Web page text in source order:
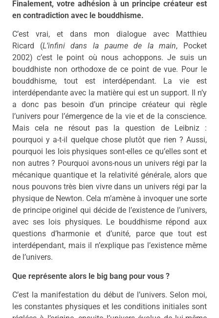
Finalement, votre adhésion à un principe créateur est
en contradiction avec le bouddhisme.
C’est vrai, et dans mon dialogue avec Matthieu
Ricard (L’infini dans la paume de la main, Pocket
2002) c’est le point où nous achoppons. Je suis un
bouddhiste non orthodoxe de ce point de vue. Pour le
bouddhisme, tout est interdépendant. La vie est
interdépendante avec la matière qui est un support. Il n’y
a donc pas besoin d’un principe créateur qui règle
l’univers pour l’émergence de la vie et de la conscience.
Mais cela ne résout pas la question de Leibniz :
pourquoi y a-t-il quelque chose plutôt que rien ? Aussi,
pourquoi les lois physiques sont-elles ce qu’elles sont et
non autres ? Pourquoi avons-nous un univers régi par la
mécanique quantique et la relativité générale, alors que
nous pouvons très bien vivre dans un univers régi par la
physique de Newton. Cela m’amène à invoquer une sorte
de principe originel qui décide de l’existence de l’univers,
avec ses lois physiques. Le bouddhisme répond aux
questions d’harmonie et d’unité, parce que tout est
interdépendant, mais il n’explique pas l’existence même
de l’univers.
Que représente alors le big bang pour vous ?
C’est la manifestation du début de l’univers. Selon moi,
les constantes physiques et les conditions initiales sont